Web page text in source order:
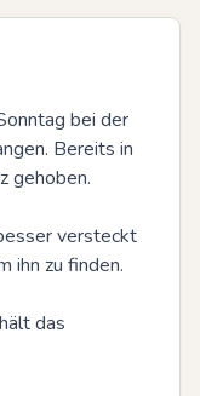
bei der
Bereits in
gehoben.
versteckt
ihn zu finden.
das